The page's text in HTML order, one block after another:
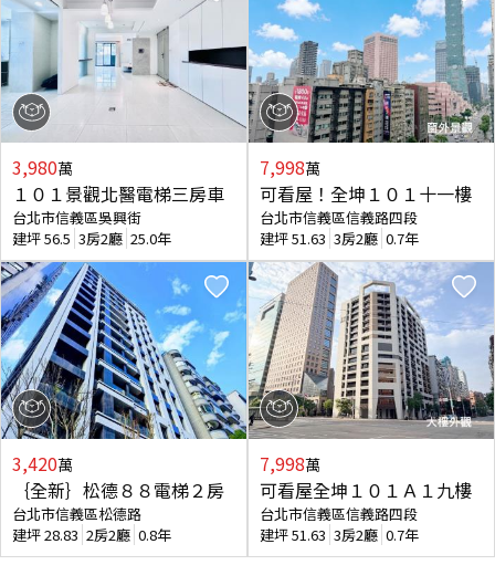
3,980萬
１０１景觀北醫電梯三房車
台北市信義區吳興街
建坪56.5 3房2廳 25.0年
3,420萬
｛全新｝松德８８電梯２房
台北市信義區松德路
建坪28.83 2房2廳 0.8年
7,998萬
可看屋！全坤１０１十一樓
台北市信義區信義路四段
建坪51.63 3房2廳 0.7年
7,998萬
可看屋全坤１０１Ａ１九樓
台北市信義區信義路四段
建坪51.63 3房2廳 0.7年